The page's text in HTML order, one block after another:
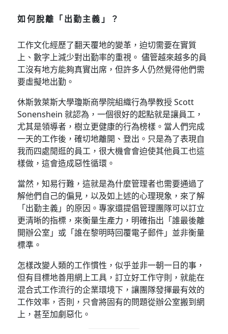
如何脫離「出勤主義」？
工作文化經歷了翻天覆地的變革，迫切需要在實質
上、數字上減少對出勤率的重視。 儘管越來越多的員
工沒有地方能夠真實出席，但許多人仍然覺得他們需
要虛擬地出勤。
休斯敦萊斯大學瓊斯商學院組織行為學教授 Scott
Sonenshein 就認為，一個很好的起點就是讓員工，
尤其是領導者，樹立更健康的行為榜樣。當人們完成
一天的工作後，確切地離開、登出。只是為了表現自
我而四處閒逛的員工，很大機會會迫使其他員工也這
樣做，這會造成惡性循環。
當然，知易行難，這就是為什麼管理者也需要通過了
解他們自己的偏見，以及如上述的心理現象，來了解
「出勤主義」的原因。專家還提倡管理團隊可以訂立
更清晰的指標，來衡量生產力，明確指出「誰最後離
開辦公室」或「誰在黎明時回覆電子郵件」並非衡量
標準。
怎樣改變人類的工作慣性，似乎並非一朝一日的事，
但有目標地善用網上工具，訂立好工作守則，就能在
混合式工作流行的企業環境下，讓團隊發揮最有效的
工作效率，否則，只會將固有的問題從辦公室搬到網
上，甚至加劇惡化。